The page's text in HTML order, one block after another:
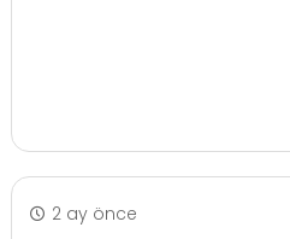
2 ay önce